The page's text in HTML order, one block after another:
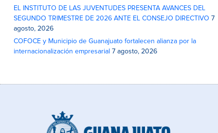
EL INSTITUTO DE LAS JUVENTUDES PRESENTA AVANCES DEL
SEGUNDO TRIMESTRE DE 2026 ANTE EL CONSEJO DIRECTIVO 7
agosto, 2026
COFOCE y Municipio de Guanajuato fortalecen alianza por la
internacionalización empresarial 7 agosto, 2026